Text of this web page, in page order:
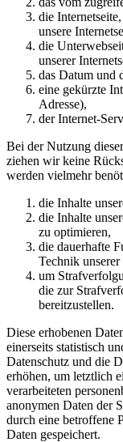
die
unsere
die
unserer
das Datum und
eine gekürzte
Adresse),
der Internet-
Bei der Nutzung
ziehen wir keine
werden vielmehr
die Inhalte
die Inhalte
zu optimieren,
die dauerhafte
Technik
um
die zur
bereitzustellen.
Diese erhobenen
einerseits statistisch
Datenschutz und die
erhöhen, um letztlich
verarbeiteten
anonymen Daten der
durch eine betroffene
Daten gespeichert.